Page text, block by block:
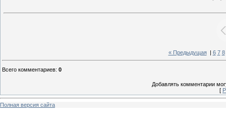
« Предыдущая| 6 7 8
Всего комментариев: 0
Добавлять комментарии
[
Полная версия сайта